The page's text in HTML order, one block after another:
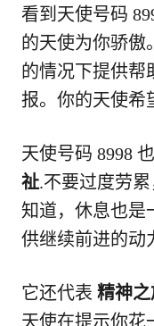
看到天使号码
的天使为你骄傲
的情况下提供帮
报。你的天使希
天使号码 8998
祉.不要过度劳
知道，休息也是
供继续前进的动
它还代表 精神
天使在提示你花